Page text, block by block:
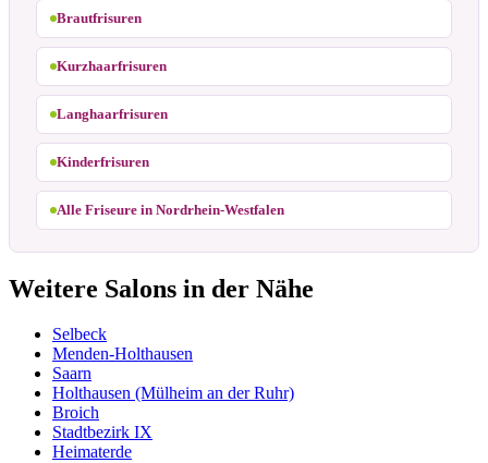
Brautfrisuren
Kurzhaarfrisuren
Langhaarfrisuren
Kinderfrisuren
Alle Friseure in Nordrhein-Westfalen
Weitere Salons in der Nähe
Selbeck
Menden-Holthausen
Saarn
Holthausen (Mülheim an der Ruhr)
Broich
Stadtbezirk IX
Heimaterde